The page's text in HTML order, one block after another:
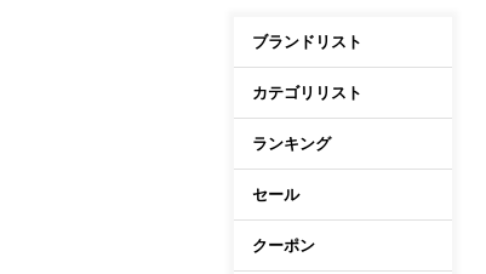
こだわり条件から探す
ブランドリスト
カテゴリリスト
ランキング
セール
クーポン